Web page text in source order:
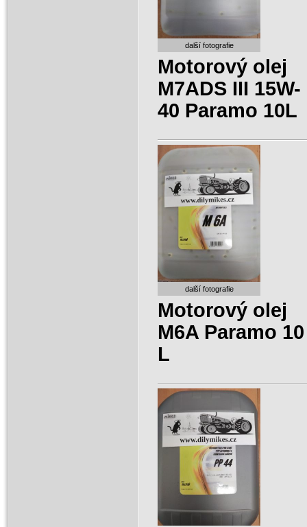
další fotografie
Motorový olej
M7ADS III 15W-
40 Paramo 10L
další fotografie
Motorový olej
M6A Paramo 10
L